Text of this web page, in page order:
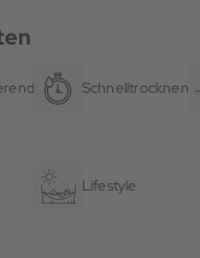
Schnelltrocknend
Lifestyle